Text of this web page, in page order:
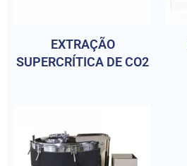
EXTRAÇÃO
SUPERCRÍTICA DE CO2